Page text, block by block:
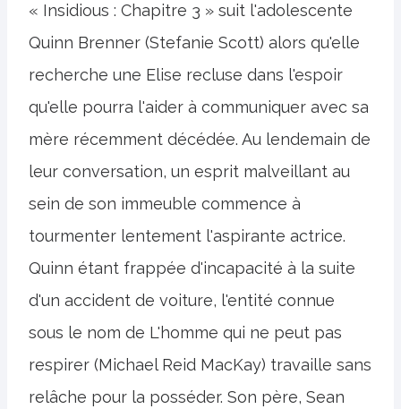
« Insidious : Chapitre 3 » suit l'adolescente
Quinn Brenner (Stefanie Scott) alors qu'elle
recherche une Elise recluse dans l'espoir
qu'elle pourra l'aider à communiquer avec sa
mère récemment décédée. Au lendemain de
leur conversation, un esprit malveillant au
sein de son immeuble commence à
tourmenter lentement l'aspirante actrice.
Quinn étant frappée d'incapacité à la suite
d'un accident de voiture, l'entité connue
sous le nom de L'homme qui ne peut pas
respirer (Michael Reid MacKay) travaille sans
relâche pour la posséder. Son père, Sean